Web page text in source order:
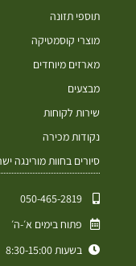
תוספי תזונה
מוצרי קוסמטיקה
מארזים מיוחדים
מבצעים
שירות לקוחות
נקודות מכירה
סיורים בחוות מורינגה
050-465-2819⁩
פתוח בימים א׳-ה׳
בשעות 8:30-15:00